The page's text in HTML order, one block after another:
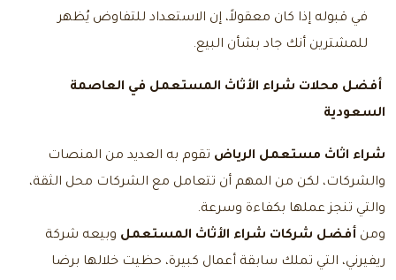
في قبوله إذا كان معقولاً، إن الاستعداد للتفاوض يُظهر
للمشترين أنك جاد بشأن البيع.
أفضل محلات شراء الأثاث المستعمل في العاصمة
السعودية
شراء اثاث مستعمل الرياض تقوم به العديد من المنصات
والشركات، لكن من المهم أن تتعامل مع الشركات محل الثقة،
والتي تنجز عملها بكفاءة وسرعة.
ومن أفضل شركات شراء الأثاث المستعمل وبيعه شركة
ريفيرني، التي تملك سابقة أعمال كبيرة، حظيت خلالها برضا